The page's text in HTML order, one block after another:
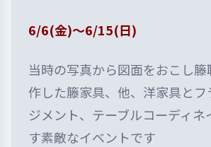
6/6(金)〜6/15(日)
当時の写真から図面をおこし
作した籐家具、他、洋家具とフ
ジメント、テーブルコーディネ
す素敵なイベントです